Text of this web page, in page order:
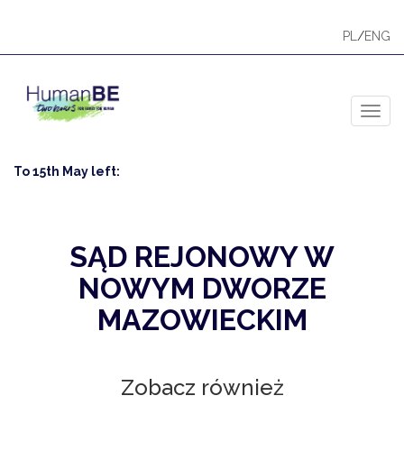
PL /ENG
To 15th May left:
SĄD REJONOWY W
NOWYM DWORZE
MAZOWIECKIM
Zobacz również